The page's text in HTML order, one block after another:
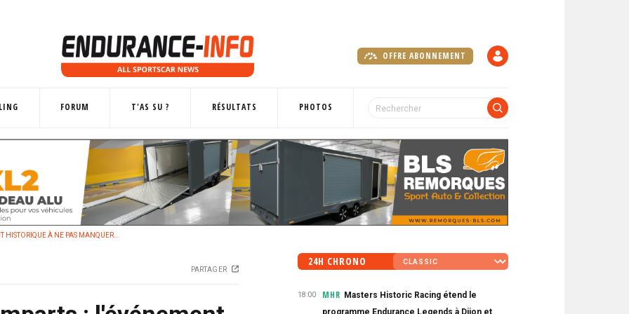
OFFRE ABONNEMENT
FORUM T'AS SU ? RÉSULTATS PHOTOS
HISTORIQUE À NE PAS MANQUER...
PARTAGER
24H CHRONO
18:00 MHR Masters Historic Racing étend le
programme Endurance Legends à Dijon et